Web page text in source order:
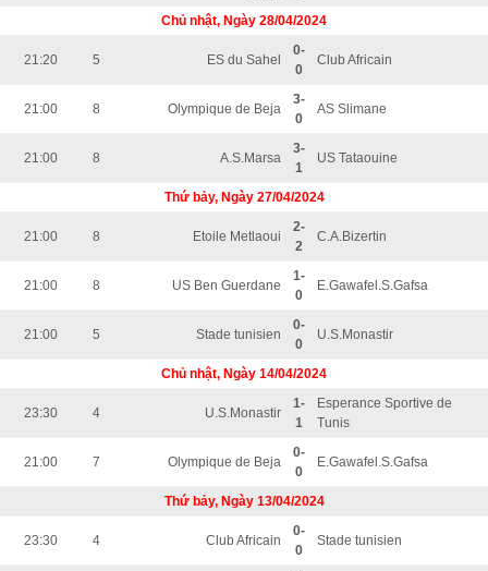
Chủ nhật, Ngày 28/04/2024
21:20 5 ES du Sahel
0-
0
Club Africain
21:00 8 Olympique de Beja
3-
0
AS Slimane
21:00 8 A.S.Marsa
3-
1
US Tataouine
Thứ bảy, Ngày 27/04/2024
21:00 8 Etoile Metlaoui
2-
2
C.A.Bizertin
21:00 8 US Ben Guerdane
1-
0
E.Gawafel.S.Gafsa
21:00 5 Stade tunisien
0-
0
U.S.Monastir
Chủ nhật, Ngày 14/04/2024
23:30 4 U.S.Monastir
1-
1
Esperance Sportive de
Tunis
21:00 7 Olympique de Beja
0-
0
E.Gawafel.S.Gafsa
Thứ bảy, Ngày 13/04/2024
23:30 4 Club Africain
0-
0
Stade tunisien